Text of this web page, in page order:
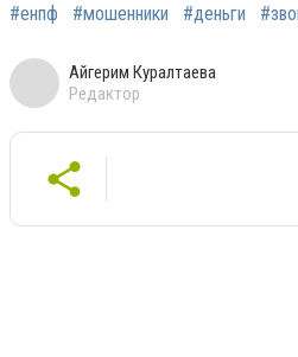
#енпф #мошенники #деньги
Айгерим Куралтаева
Редактор